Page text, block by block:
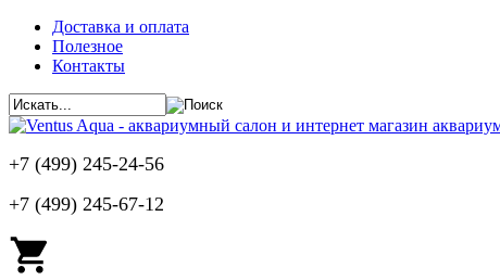
Доставка и оплата
Полезное
Контакты
+7 (499) 245-24-56
+7 (499) 245-67-12